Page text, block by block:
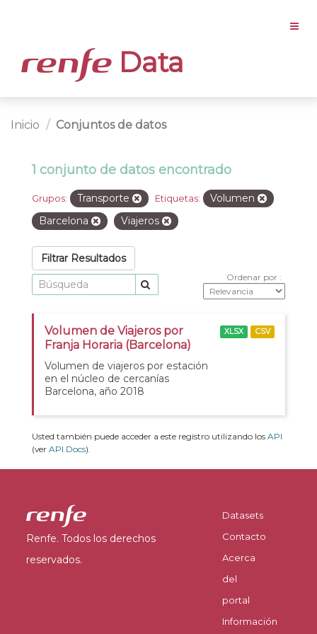
Data
Inicio Conjuntos de datos
1 conjunto de datos encontrado
Grupos: Transporte Etiquetas:
Volumen
Barcelona
Viajeros
Filtrar Resultados
Ordenar por
Volumen de Viajeros por
Franja Horaria (Barcelona)
Volumen de viajeros por estación
en el núcleo de cercanías
Barcelona, año 2018
XLSX CSV
Usted también puede acceder a este registro utilizando los API
(ver API Docs).
Renfe. Todos los derechos
reservados.
Datasets
Contacto
Acerca
del
portal
Información